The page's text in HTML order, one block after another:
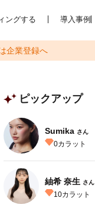
ングする 導入事例
企業登録へ
ピックアップ
Sumika さん
0カラット
紬希 奈生 さん
10カラット